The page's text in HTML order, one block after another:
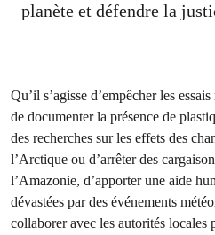
planète et défendre la
Qu’il s’agisse d’empêcher les
de documenter la présence de
des recherches sur les effets des
l’Arctique ou d’arrêter des
l’Amazonie, d’apporter une aide
dévastées par des événements
collaborer avec les autorités locales